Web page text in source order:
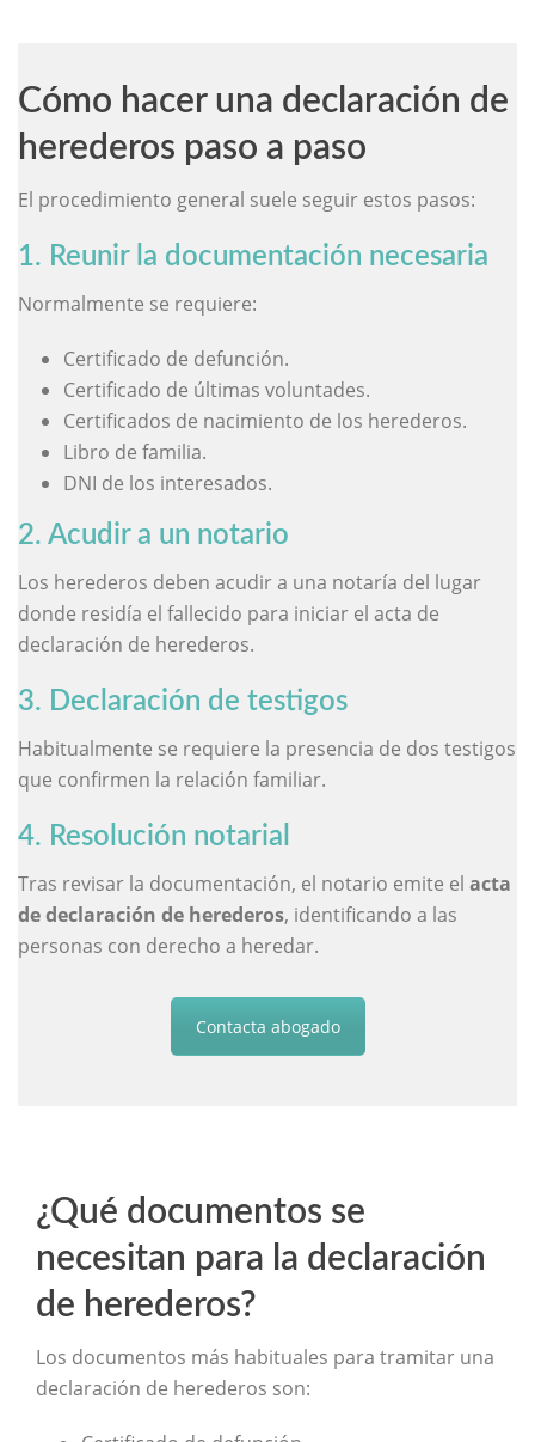
Cómo hacer una declaración de
herederos paso a paso
El procedimiento general suele seguir estos pasos:
1. Reunir la documentación necesaria
Normalmente se requiere:
Certificado de defunción.
Certificado de últimas voluntades.
Certificados de nacimiento de los herederos.
Libro de familia.
DNI de los interesados.
2. Acudir a un notario
Los herederos deben acudir a una notaría del lugar
donde residía el fallecido para iniciar el acta de
declaración de herederos.
3. Declaración de testigos
Habitualmente se requiere la presencia de dos testigos
que confirmen la relación familiar.
4. Resolución notarial
Tras revisar la documentación, el notario emite el acta
de declaración de herederos, identificando a las
personas con derecho a heredar.
Contacta abogado
¿Qué documentos se
necesitan para la declaración
de herederos?
Los documentos más habituales para tramitar una
declaración de herederos son: